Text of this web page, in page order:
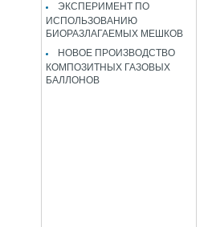
ЭКСПЕРИМЕНТ ПО
ИСПОЛЬЗОВАНИЮ
БИОРАЗЛАГАЕМЫХ МЕШКОВ
НОВОЕ ПРОИЗВОДСТВО
КОМПОЗИТНЫХ ГАЗОВЫХ
БАЛЛОНОВ